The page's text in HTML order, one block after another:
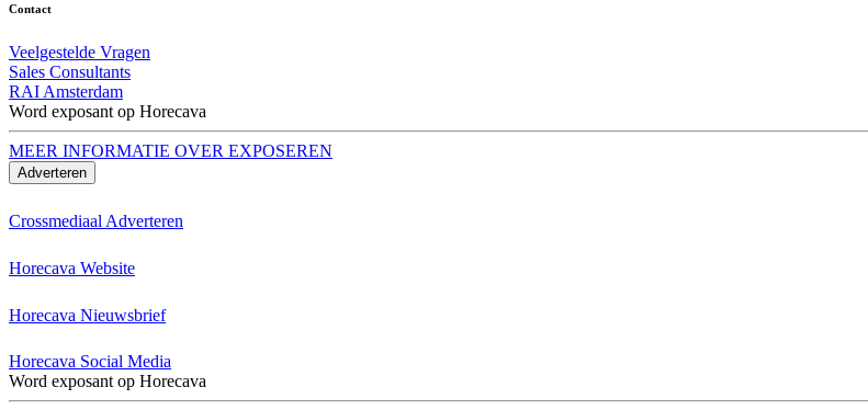
Contact
Veelgestelde Vragen
Sales Consultants
RAI Amsterdam
Word exposant op Horecava
MEER INFORMATIE OVER EXPOSEREN
Adverteren
Crossmediaal Adverteren
Horecava Website
Horecava Nieuwsbrief
Horecava Social Media
Word exposant op Horecava